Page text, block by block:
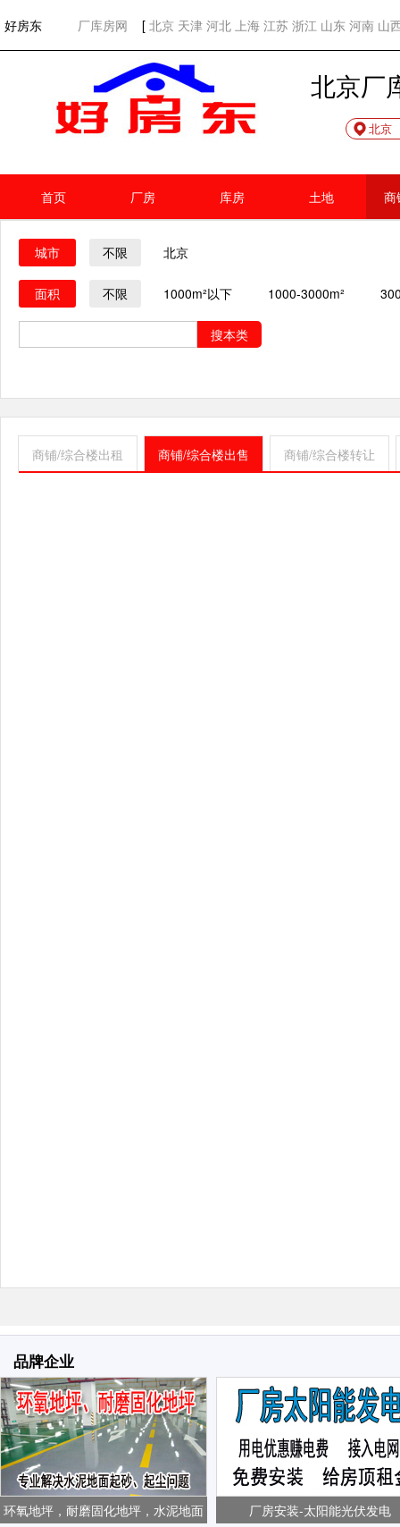
好房东 厂库房网 [ 北京 天津 河北 上海 江苏 浙江 山东 河南 山
欢迎访问好房东！网站首页
北京厂
北京
首页 厂房 库房 土地 商
城市 不限 北京
面积 不限 1000m²以下 1000-3000m²
搜本类
商铺/综合楼出租 商铺/综合楼出售 商铺/综合楼转让
品牌企业
环氧地坪，耐磨固化地坪，水泥地面
厂房安装-太阳能光伏发电